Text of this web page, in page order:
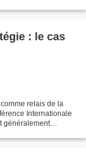
: le cas
relais de la
Internationale
généralement